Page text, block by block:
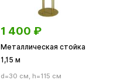
1 400 ₽
Металлическая стойка
1,15 м
d=30 см, h=115 см